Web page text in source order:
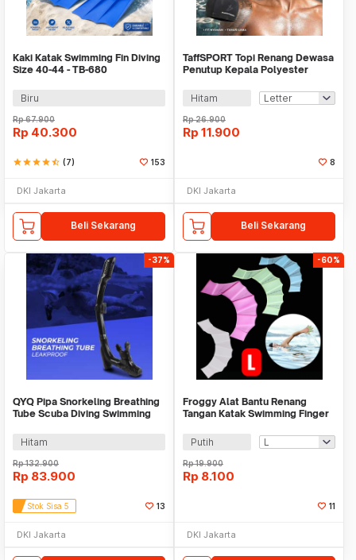
Kaki Katak Swimming Fin Diving
Size 40-44 - TB-680
Biru
Rp67.900
Rp 40.300
starstarstarstarstar_half (7) 153
DKI Jakarta
Beli Sekarang
TaffSPORT Topi Renang Dewasa
Penutup Kepala Polyester
Hitam
Rp26.900
Rp 11.900
8
DKI Jakarta
Beli Sekarang
-37%
QYQ Pipa Snorkeling Breathing
Tube Scuba Diving Swimming
Hitam
Rp132.900
Rp 83.900
Stok Sisa 5 13
DKI Jakarta
-60%
Froggy Alat Bantu Renang
Tangan Katak Swimming Finger
Putih
Rp19.900
Rp 8.100
11
DKI Jakarta